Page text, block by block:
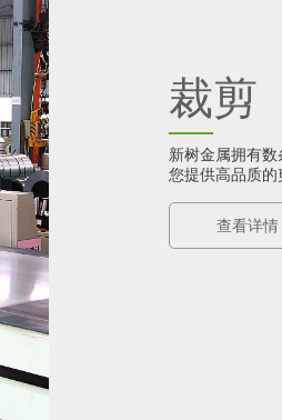
裁剪
新树金属拥有
您提供高品质的
查看详情